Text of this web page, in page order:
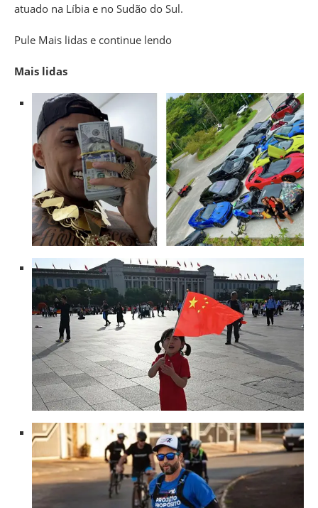
atuado na Líbia e no Sudão do Sul.
Pule Mais lidas e continue lendo
Mais lidas